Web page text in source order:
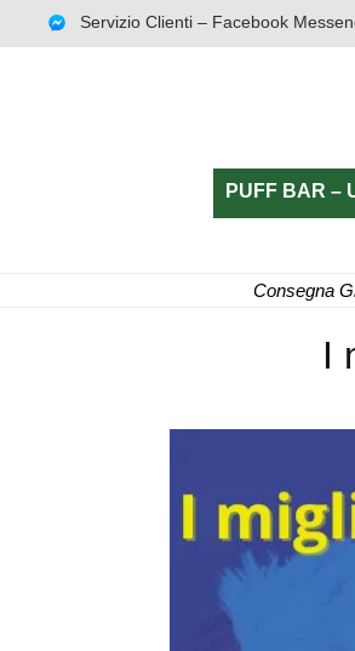
Servizio Clienti – Facebook
PUFF BAR –
Consegna
I